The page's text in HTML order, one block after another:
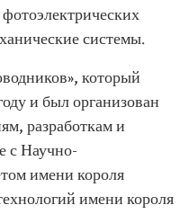
системы.
который
и был организован
разработкам и
с Научно-
имени короля
имени короля